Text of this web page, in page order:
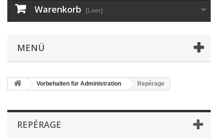
Warenkorb (Leer)
MENÜ
Vorbehalten für Administration Repérage
REPÉRAGE